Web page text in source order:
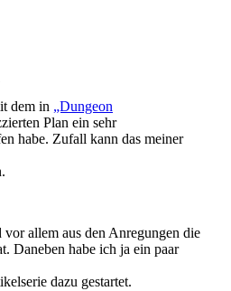
dem in „Dungeon
Plan ein sehr
habe. Zufall kann das meiner
allem aus den Anregungen die
Daneben habe ich ja ein paar
dazu gestartet.